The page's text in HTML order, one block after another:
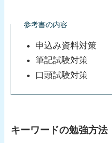
参考書の内容
申込み資料対策
筆記試験対策
口頭試験対策
キーワードの勉強方法